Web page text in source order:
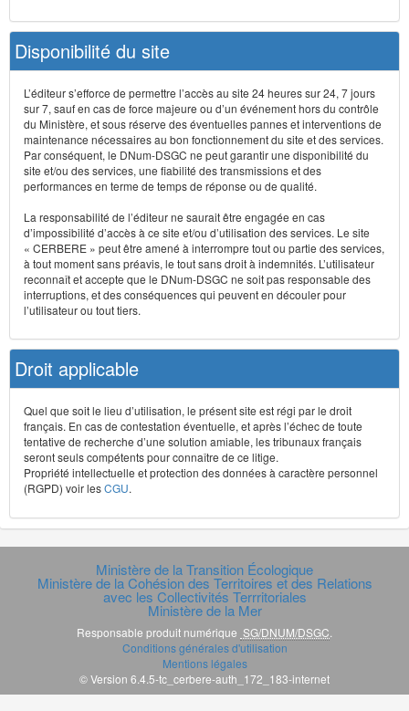
Disponibilité du site
L’éditeur s’efforce de permettre l’accès au site 24 heures sur 24, 7 jours
sur 7, sauf en cas de force majeure ou d’un événement hors du contrôle
du Ministère, et sous réserve des éventuelles pannes et interventions de
maintenance nécessaires au bon fonctionnement du site et des services.
Par conséquent, le DNum-DSGC ne peut garantir une disponibilité du
site et/ou des services, une fiabilité des transmissions et des
performances en terme de temps de réponse ou de qualité.
La responsabilité de l’éditeur ne saurait être engagée en cas
d’impossibilité d’accès à ce site et/ou d’utilisation des services. Le site
« CERBERE » peut être amené à interrompre tout ou partie des services,
à tout moment sans préavis, le tout sans droit à indemnités. L’utilisateur
reconnaît et accepte que le DNum-DSGC ne soit pas responsable des
interruptions, et des conséquences qui peuvent en découler pour
l’utilisateur ou tout tiers.
Droit applicable
Quel que soit le lieu d’utilisation, le présent site est régi par le droit
français. En cas de contestation éventuelle, et après l’échec de toute
tentative de recherche d’une solution amiable, les tribunaux français
seront seuls compétents pour connaître de ce litige.
Propriété intellectuelle et protection des données à caractère personnel
(RGPD) voir lesCGU.
Ministère de la Transition Écologique
Ministère de la Cohésion des Territoires et des Relations
avec les Collectivités Terrritoriales
Ministère de la Mer
Responsable produit numérique SG/DNUM/DSGC
Conditions générales d'utilisation
Mentions légales
© Version 6.4.5-tc_cerbere-auth_172_183-internet